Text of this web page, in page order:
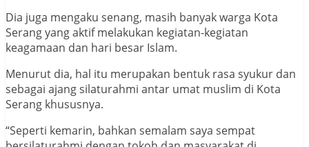
Dia juga mengaku senang, masih banyak warga Kota
Serang yang aktif melakukan kegiatan-kegiatan
keagamaan dan hari besar Islam.
Menurut dia, hal itu merupakan bentuk rasa syukur dan
sebagai ajang silaturahmi antar umat muslim di Kota
Serang khususnya.
“Seperti kemarin, bahkan semalam saya sempat